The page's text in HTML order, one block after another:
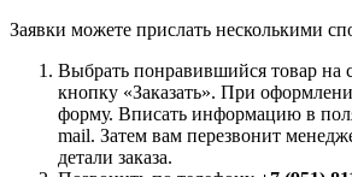
Заявки можете прислать несколькими
Выбрать понравившийся товар на
кнопку «Заказать». При
форму. Вписать информацию в
mail. Затем вам перезвонит
детали заказа.